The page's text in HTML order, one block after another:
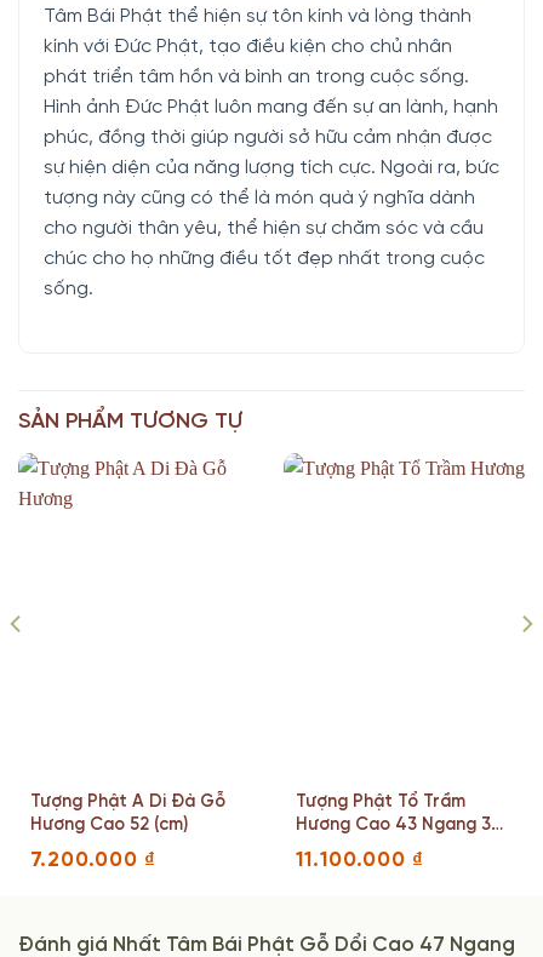
Tâm Bái Phật thể hiện sự tôn kính và lòng thành
kính với Đức Phật, tạo điều kiện cho chủ nhân
phát triển tâm hồn và bình an trong cuộc sống.
Hình ảnh Đức Phật luôn mang đến sự an lành, hạnh
phúc, đồng thời giúp người sở hữu cảm nhận được
sự hiện diện của năng lượng tích cực. Ngoài ra, bức
tượng này cũng có thể là món quà ý nghĩa dành
cho người thân yêu, thể hiện sự chăm sóc và cầu
chúc cho họ những điều tốt đẹp nhất trong cuộc
sống.
SẢN PHẨM TƯƠNG TỰ
Tượng Phật A Di Đà Gỗ
Hương Cao 52 (cm)
7.200.000 ₫
Tượng Phật Tổ Trầm
Hương Cao 43 Ngang 30
Sâu 13 (cm)
11.100.000 ₫
Đánh giá Nhất Tâm Bái Phật Gỗ Dổi Cao 47 Ngang